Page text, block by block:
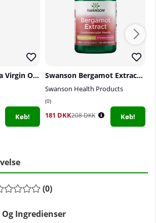
DAVA Foods Extra Virgin Olive Oil Spray, 200 ml
Køb!
Swanson Bergamot Extract, 500 mg, 30 caps
Swanson Health Products
0
181 DKK208 DKK Køb!
(0)
Ingredienser